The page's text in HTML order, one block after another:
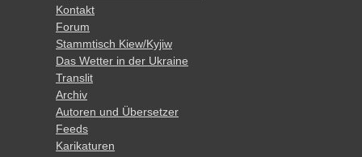
Kontakt
Forum
Stammtisch Kiew/Kyjiw
Das Wetter in der Ukraine
Translit
Archiv
Autoren und Übersetzer
Feeds
Karikaturen